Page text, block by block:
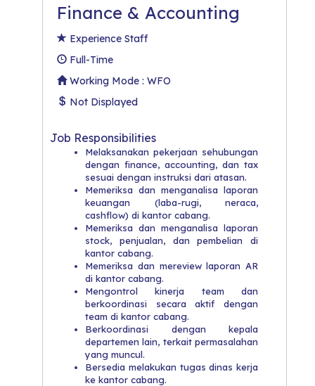
Finance & Accounting
Experience Staff
Full-Time
Working Mode : WFO
Not Displayed
Job Responsibilities
​Melaksanakan pekerjaan sehubungan
dengan finance, accounting, dan tax
sesuai dengan instruksi dari atasan.​
Memeriksa dan menganalisa laporan
keuangan (laba-rugi, neraca,
cashflow) di kantor cabang.
​Memeriksa dan menganalisa laporan
stock, penjualan, dan pembelian di
kantor cabang.
​Memeriksa dan mereview laporan AR
di kantor cabang.
​Mengontrol kinerja team dan
berkoordinasi secara aktif dengan
team di kantor cabang.
​Berkoordinasi dengan kepala
departemen lain, terkait permasalahan
yang muncul.
​Bersedia melakukan tugas dinas kerja
ke kantor cabang.